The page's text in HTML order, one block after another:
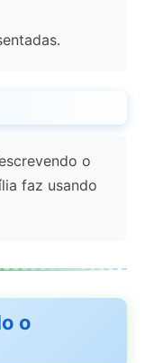
o
faz usando
o